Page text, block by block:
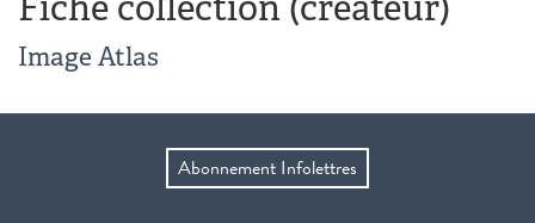
Image Atlas
Abonnement Infolettres